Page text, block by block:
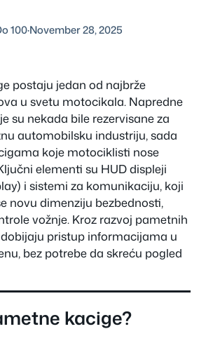
100·November 28, 2025
postaju jedan od najbrže
u svetu motocikala. Napredne
su nekada bile rezervisane za
automobilsku industriju, sada
koje motociklisti nose
elementi su HUD displeji
i sistemi za komunikaciju, koji
novu dimenziju bezbednosti,
vožnje. Kroz razvoj pametnih
pristup informacijama u
bez potrebe da skreću pogled
kacige?